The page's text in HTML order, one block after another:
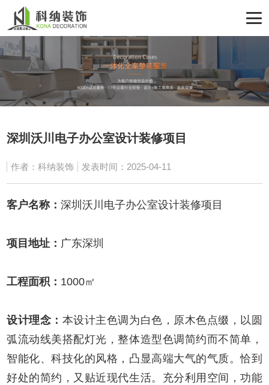
深圳沃川电子办公室设计装修项目
作者：科纳装饰 发表时间：2025-04-11
客户名称：深圳沃川电子办公室设计装修项目
项目地址： 广东深圳
工程面积： 1000㎡
设计理念： 本设计主色调为白色，原木色点缀，以圆
弧流动线美搭配灯光，整体造型色调简约而不简单，
智能化、科技化的风格，凸显高端大气的气质。恰到
好处的简约，又贴近现代生活。充分利用空间，功能